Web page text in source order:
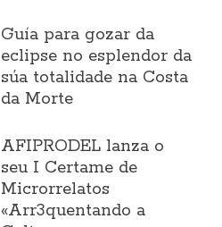
Guía para gozar da
eclipse no esplendor da
súa totalidade na Costa
da Morte
AFIPRODEL lanza o
seu I Certame de
Microrrelatos
«Arr3quentando a